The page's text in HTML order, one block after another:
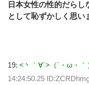
日本女性の性的だら
として恥ずかしく思い
19: <丶｀∀´>（´・ω・
14:24:50.25